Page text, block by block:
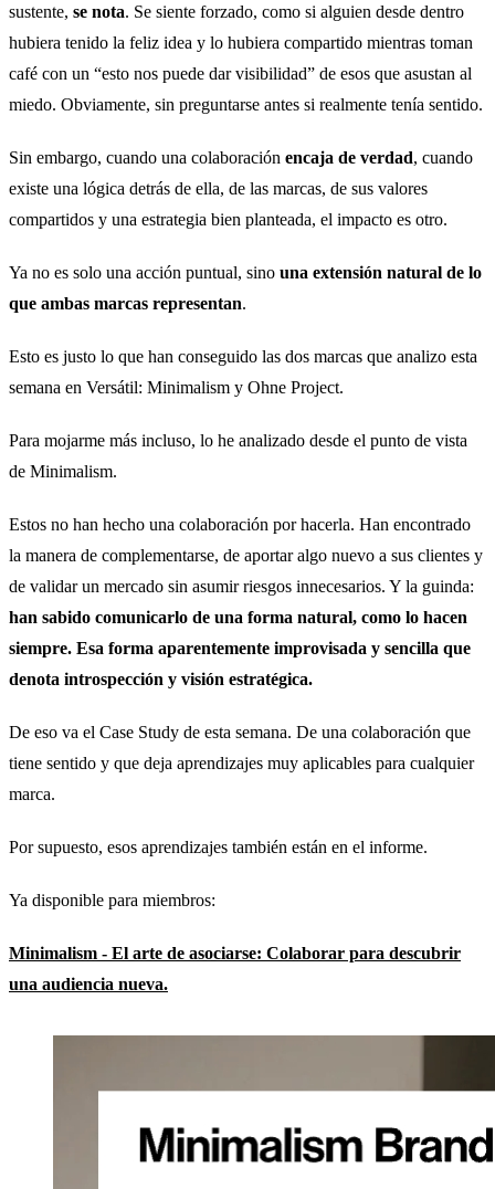
sustente, se nota. Se siente forzado, como si alguien desde dentro
hubiera tenido la feliz idea y lo hubiera compartido mientras toman
café con un “esto nos puede dar visibilidad” de esos que asustan al
miedo. Obviamente, sin preguntarse antes si realmente tenía sentido.
Sin embargo, cuando una colaboración encaja de verdad, cuando
existe una lógica detrás de ella, de las marcas, de sus valores
compartidos y una estrategia bien planteada, el impacto es otro.
Ya no es solo una acción puntual, sino una extensión natural de lo
que ambas marcas representan.
Esto es justo lo que han conseguido las dos marcas que analizo esta
semana en Versátil: Minimalism y Ohne Project.
Para mojarme más incluso, lo he analizado desde el punto de vista
de Minimalism.
Estos no han hecho una colaboración por hacerla. Han encontrado
la manera de complementarse, de aportar algo nuevo a sus clientes y
de validar un mercado sin asumir riesgos innecesarios. Y la guinda:
han sabido comunicarlo de una forma natural, como lo hacen
siempre. Esa forma aparentemente improvisada y sencilla que
denota introspección y visión estratégica.
De eso va el Case Study de esta semana. De una colaboración que
tiene sentido y que deja aprendizajes muy aplicables para cualquier
marca.
Por supuesto, esos aprendizajes también están en el informe.
Ya disponible para miembros:
Minimalism - El arte de asociarse: Colaborar para descubrir
una audiencia nueva.